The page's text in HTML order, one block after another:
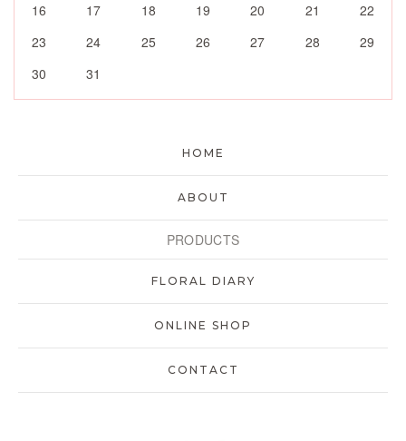
16
17 18 19 20 21
22
23
24 25 26 27 28
29
30
31
HOME
ABOUT
PRODUCTS
FLORAL DIARY
ONLINE SHOP
CONTACT